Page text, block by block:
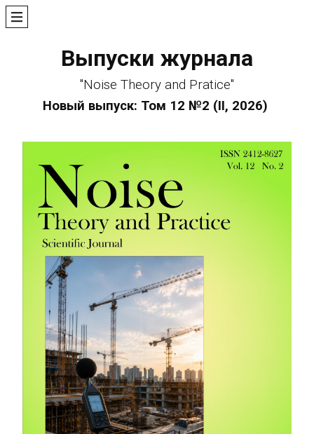
Выпуски журнала
"Noise Theory and Pratice"
Новый выпуск: Том 12 №2 (II, 2026)